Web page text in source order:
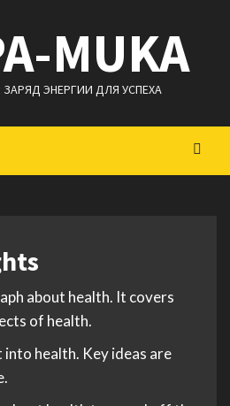
MUKA
ЭНЕРГИИ ДЛЯ УСПЕХА
about health. It covers
of health.
health. Key ideas are